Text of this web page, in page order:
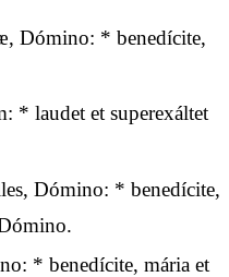
Dómino: * benedícite,
* laudet et superexáltet
Dómino: * benedícite,
* benedícite, mária et